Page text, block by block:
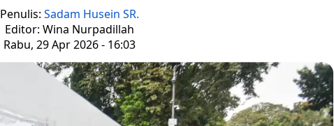
Penulis: Sadam Husein SR.
Editor: Wina Nurpadillah
Rabu, 29 Apr 2026 - 16:03